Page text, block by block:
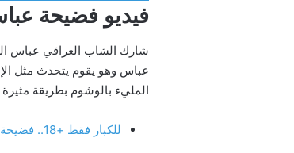
فيديو فضيحة
شارك الشاب العراقي عباس
عباس وهو يقوم يتحدث مثل
المليء بالوشوم بطريقة
للكبار فقط +18.. فضيحة اسماء جلال كامل بدون حذف “فيديو أسماء جلال” بجودة عالية